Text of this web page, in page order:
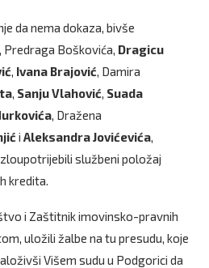
da nema dokaza, bivše
Predraga Boškovića, Dragicu
, Ivana Brajović, Damira
, Sanju Vlahović, Suada
, Dražena
i Aleksandra Jovićevića,
službeni položaj
kredita.
i Zaštitnik imovinsko-pravnih
uložili žalbe na tu presudu, koje
Višem sudu u Podgorici da